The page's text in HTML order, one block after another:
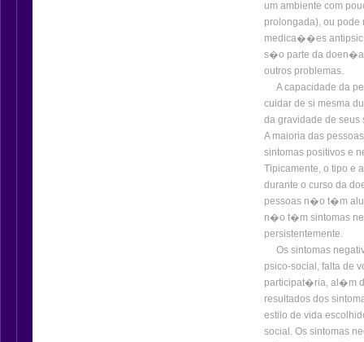
um ambiente com
prolongada), ou pode
medica��es
s�o parte da
outros problemas.
A capacidade da
cuidar de si mesma
da gravidade de seus
A maioria das
sintomas positivos e
Tipicamente, o tipo e
durante o curso da
pessoas n�o t�m
n�o t�m sintomas
persistentemente.
Os sintomas
psico-social, falta de
participat�ria, al�m
resultados dos
estilo de vida
social. Os sintomas